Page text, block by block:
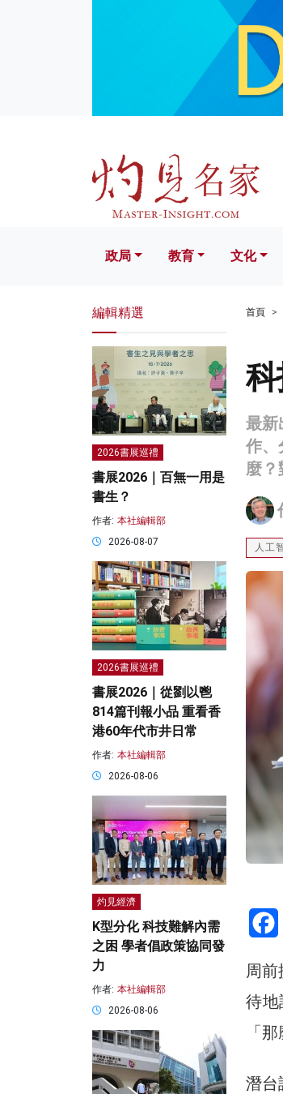
文化 財經
政局 教育 文化
首頁
最新
作、
麼？
人工
周
待地
「
潛台
編輯精選
2026書展巡禮
書展2026｜百無一用是
書生？
作者: 本社編輯部
2026-08-07
2026書展巡禮
書展2026｜從劉以鬯
814篇刊報小品 重看香
港60年代市井日常
作者: 本社編輯部
2026-08-06
灼見經濟
K型分化 科技難解內需
之困 學者倡政策協同發
力
作者: 本社編輯部
2026-08-06